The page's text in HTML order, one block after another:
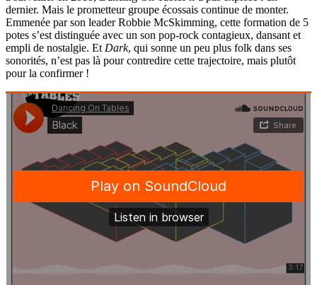
dernier. Mais le prometteur groupe écossais continue de monter.
Emmenée par son leader Robbie McSkimming, cette formation de 5
potes s’est distinguée avec un son pop-rock contagieux, dansant et
empli de nostalgie. Et Dark, qui sonne un peu plus folk dans ses
sonorités, n’est pas là pour contredire cette trajectoire, mais plutôt
pour la confirmer !